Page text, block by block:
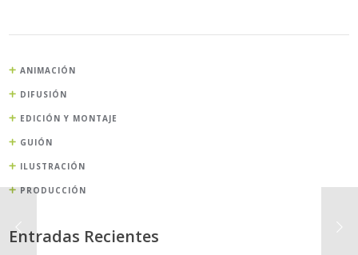
ANIMACIÓN
DIFUSIÓN
EDICIÓN Y MONTAJE
GUIÓN
ILUSTRACIÓN
PRODUCCIÓN
Entradas Recientes